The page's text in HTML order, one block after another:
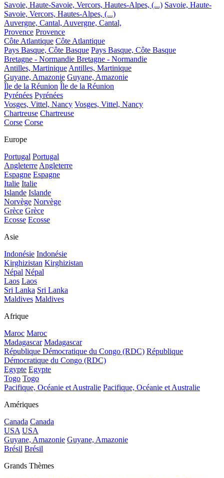
Savoie, Haute-Savoie, Vercors, Hautes-Alpes, (...) Savoie, Haute-
Savoie, Vercors, Hautes-Alpes, (...)
Auvergne, Cantal, Auvergne, Cantal,
Provence Provence
Côte Atlantique Côte Atlantique
Pays Basque, Côte Basque Pays Basque, Côte Basque
Bretagne - Normandie Bretagne - Normandie
Antilles, MartiniqueAntilles, Martinique
Guyane, Amazonie Guyane, Amazonie
Île de la Réunion Île de la Réunion
Pyrénées Pyrénées
Vosges, Vittel, Nancy Vosges, Vittel, Nancy
Chartreuse Chartreuse
Corse Corse
Europe
Portugal Portugal
AngleterreAngleterre
Espagne Espagne
Italie Italie
Islande Islande
Norvège Norvège
Grèce Grèce
Ecosse Ecosse
Asie
Indonésie Indonésie
Kirghizistan Kirghizistan
Népal Népal
Laos Laos
Sri Lanka Sri Lanka
Maldives Maldives
Afrique
Maroc Maroc
Madagascar Madagascar
République Démocratique du Congo (RDC) République
Démocratique du Congo (RDC)
Egypte Egypte
Togo Togo
Pacifique, Océanie et Australie Pacifique, Océanie et Australie
Amériques
Canada Canada
USA USA
Guyane, Amazonie Guyane, Amazonie
Brésil Brésil
Grands Thèmes